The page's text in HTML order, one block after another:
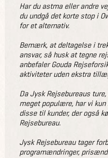
Har du astma eller andre
du undgå det korte stop i
for et alternativ.
Bemærk, at deltagelse i
ansvar, så husk at tegne
anbefaler Gouda
aktiviteter uden ekstra
Da Jysk Rejsebureaus
meget populære, har vi
disse til kunder, der også
Rejsebureau.
Jysk Rejsebureau tager
programændringer,